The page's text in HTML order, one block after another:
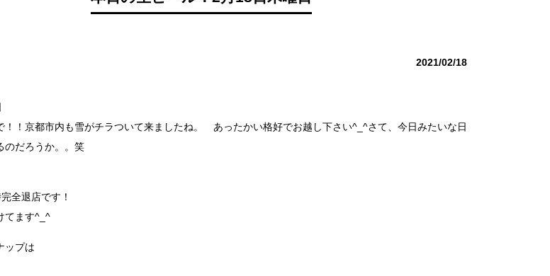
2021/02/18
！！京都市内も雪がチラついて来ましたね。 あったかい格好でお越し下さい^_^さて、今日みたいな日
のだろうか。。笑
全退店です！
てます^_^
ップは